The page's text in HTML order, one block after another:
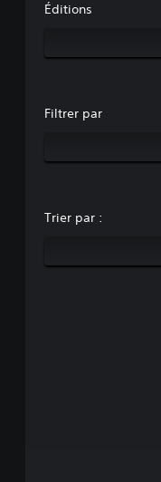
Éditions
Filtrer par
Trier par :